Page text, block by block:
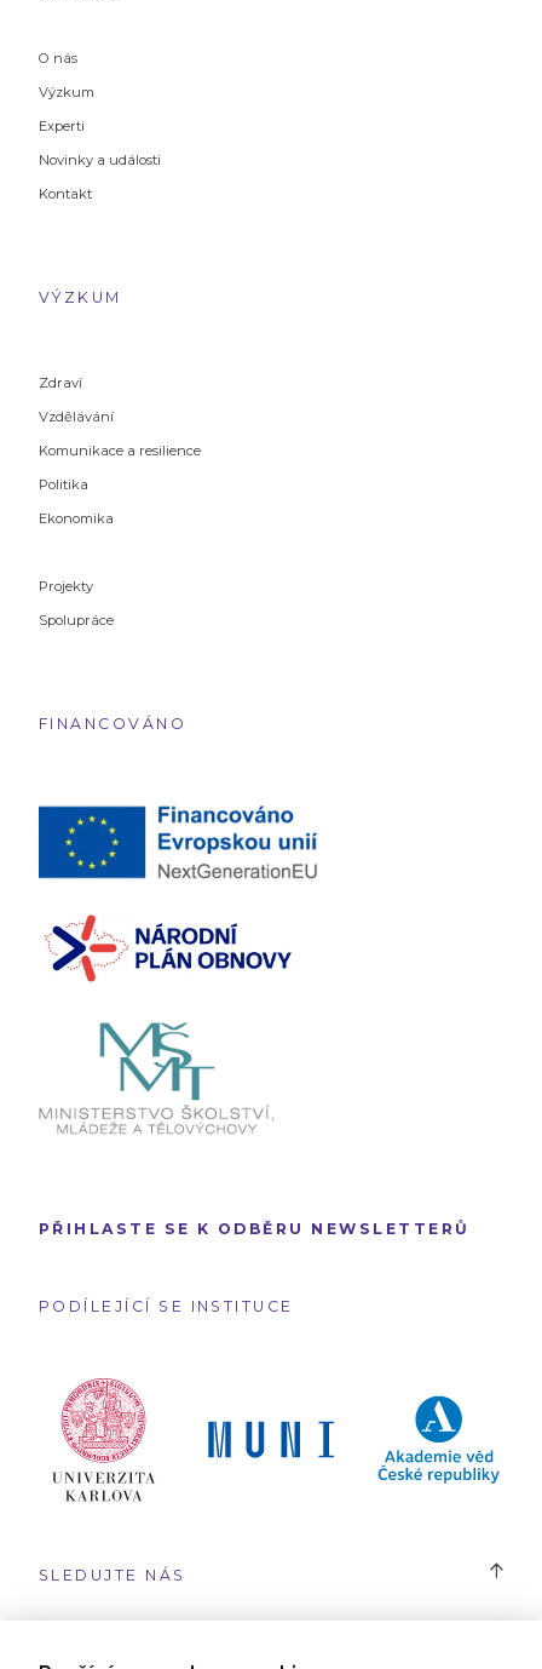
O nás
Výzkum
Experti
Novinky a události
Kontakt
VÝZKUM
Zdraví
Vzdělávání
Komunikace a resilience
Politika
Ekonomika
Projekty
Spolupráce
FINANCOVÁNO
PŘIHLASTE SE K ODBĚRU NEWSLETTERŮ
SLEDUJTE NÁS
#SYRI
PODÍLEJÍCÍ SE INSTITUCE